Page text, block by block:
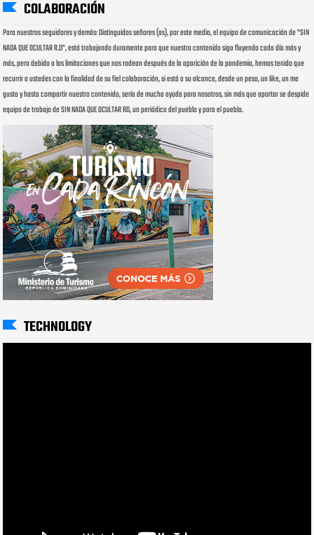
COLABORACIÓN
Para nuestros seguidores y demás: Distinguidos señores (as), por este medio, el equipo de comunicación de "SIN
NADA QUE OCULTAR R.D", está trabajando duramente para que nuestro contenido siga fluyendo cada día más y
más, pero debido a las limitaciones que nos rodean después de la aparición de la pandemia, hemos tenido que
recurrir a ustedes con la finalidad de su fiel colaboración, si está a su alcance, desde un peso, un like, un me
gusta y hasta compartir nuestro contenido, sería de mucha ayuda para nosotros, sin más que aportar se despide
equipo de trabajo de SIN NADA QUE OCULTAR RD, un periódico del pueblo y para el pueblo.
TECHNOLOGY